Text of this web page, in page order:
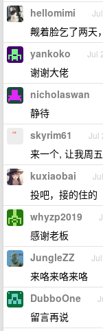
hellomimi
觍着脸乞了两天
yankoko Jul
谢谢大佬
nicholaswan
静待
skyrim61 Jul
来一个, 让我周
kuxiaobai
投吧，接的住的
whyzp2019
感谢老板
JungleZZ
来咯来咯来咯
DubboOne
留言再说